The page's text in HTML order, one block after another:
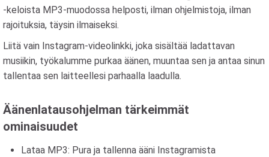
-keloista MP3-muodossa helposti, ilman ohjelmistoja, ilman
rajoituksia, täysin ilmaiseksi.
Liitä vain Instagram-videolinkki, joka sisältää ladattavan
musiikin, työkalumme purkaa äänen, muuntaa sen ja antaa sinun
tallentaa sen laitteellesi parhaalla laadulla.
Äänenlatausohjelman tärkeimmät
ominaisuudet
Lataa MP3: Pura ja tallenna ääni Instagramista